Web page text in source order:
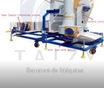
Estrutura da Máquina